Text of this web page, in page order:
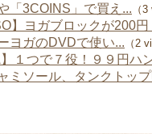
「3COINS」で買え... （
】ヨガブロックが200
ヨガのDVDで使い... （2
】１つで７役！９９円ハ
ミソール、タンクトッ